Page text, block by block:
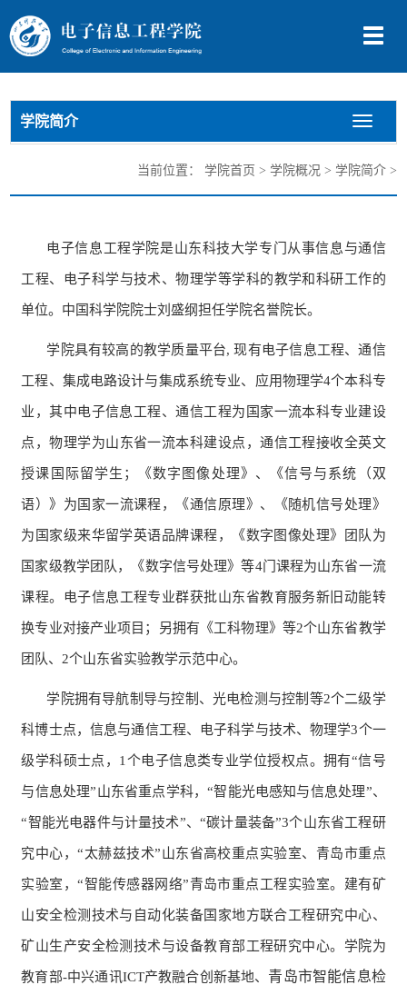
切
导
学院简介
切
换
航
当前位置： 学院首页 > 学院概况> 学院简介>
电子信息工程学院是山东科技大学专门从事信息与通信
工程、 电子科学与技术、物理学等学科的教学和科研工作的
单位。中国科学院院士刘盛纲担任学院名誉院长。
学院具有较高的教学质量平台, 现有电子信息工程、通信
工程、 集成电路设计与集成系统专业、应用物理学4个本科专
业，其中电子信息工程、通信工程为国家一流本科专业建设
点 ，物理学为山东省一流本科建设点，通信工程接收全英文
授课国际留学生；《数字图像处理》 、《信号与系统（双
语） 》 为 国家一流课程 ，《通信原理》、《随机信号处理》
为国家级来华留学英语品牌课程，《数字图像处理》团队为
国家级教学团队， 《数字信号处理》等4门课程为山东省一流
课程。电子信息工程专业群获批山东省教育服务新旧动能转
换专业对接产业项目；另拥有《工科物理》等2个山东省教学
团队、2个山东省实验教学示范中心。
学院拥有导航制导与控制、光电检测与控制等2个二级学
科博士点， 信息与通信工程、 电子科学与技术、物理学3个一
级学科硕士点 ， 1个电子信息类专业学位授权点。 拥有“信号
与信息处理”山东省重点学科，“智能光电感知与信息处理”、
“智能光电器件与计量技术”、“碳计量装备”3个山东省工程研
究中心，“太赫兹技术”山东省高校重点实验室、青岛市重点
实验室 ，“智能传感器网络”青岛市重点工程实验室。 建有矿
山安全检测技术与自动化装备国家地方联合工程研究中心、
矿山生产安全检测技术与设备教育部工程研究中心。学院为
教育部-中兴通讯ICT产教融合创新基地、 青岛市智能信息检